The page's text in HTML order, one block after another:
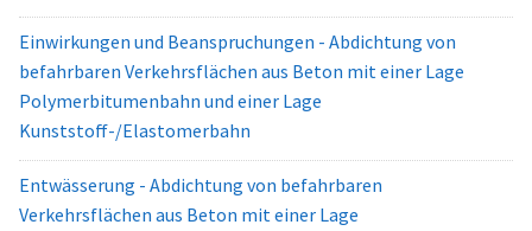
Einwirkungen und Beanspruchungen - Abdichtung von
befahrbaren Verkehrsflächen aus Beton mit einer Lage
Polymerbitumenbahn und einer Lage
Kunststoff-/Elastomerbahn
Entwässerung - Abdichtung von befahrbaren
Verkehrsflächen aus Beton mit einer Lage